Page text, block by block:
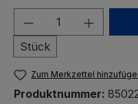
Produkt
Stück
Zum Merkzettel
Produktnummer: